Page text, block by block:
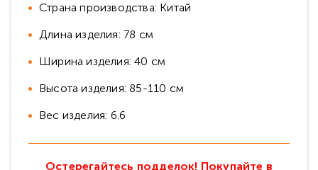
Страна производства: Китай
Длина изделия: 78 см
Ширина изделия: 40 см
Высота изделия: 85-110 см
Вес изделия: 6.6
Остерегайтесь подделок! Покупайте в